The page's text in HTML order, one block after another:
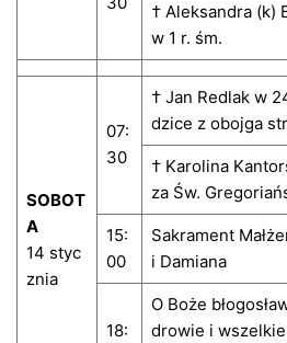
† Aleksandra (k)
w 1 r. śm.
SOBOT
A
14 styc
znia
07:
30
† Jan Redlak w
dzice z obojga
† Karolina
za Św.
15:
00
Sakrament
i Damiana
18:
O Boże
drowie i wszelkie